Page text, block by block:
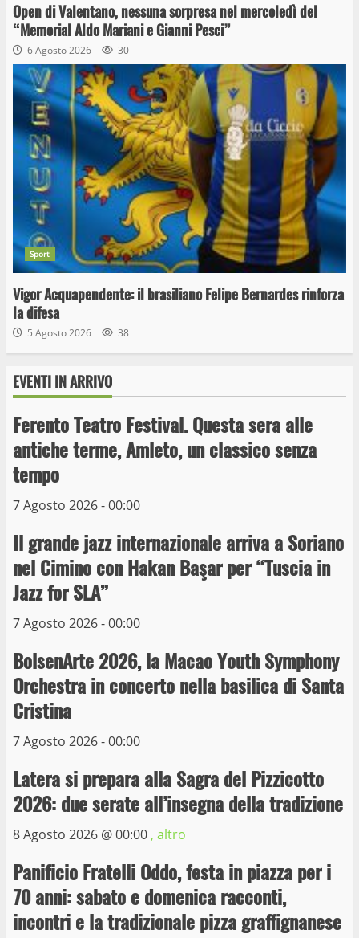
Open di Valentano, nessuna sorpresa nel mercoledì del
“Memorial Aldo Mariani e Gianni Pesci”
6 Agosto 2026 30
Sport
Vigor Acquapendente: il brasiliano Felipe Bernardes rinforza
la difesa
5 Agosto 2026 38
EVENTI IN ARRIVO
Ferento Teatro Festival. Questa sera alle
antiche terme, Amleto, un classico senza
tempo
7 Agosto 2026 - 00:00
Il grande jazz internazionale arriva a Soriano
nel Cimino con Hakan Başar per “Tuscia in
Jazz for SLA”
7 Agosto 2026 - 00:00
BolsenArte 2026, la Macao Youth Symphony
Orchestra in concerto nella basilica di Santa
Cristina
7 Agosto 2026 - 00:00
Latera si prepara alla Sagra del Pizzicotto
2026: due serate all’insegna della tradizione
8 Agosto 2026 @00:00 , altro
Panificio Fratelli Oddo, festa in piazza per i
70 anni: sabato e domenica racconti,
incontri e la tradizionale pizza graffignanese
9 Maggio 2023
4
La Polizia di Stato arresta il ladro seriale
10 Maggio 2023
Prorogata la mostra dei bozzetti di
Michelangelo Buonarroti ospitata al
6
Trasporto pubblico locale, trasferimento
capolinea al terminal Riello dal 15 al 17
giugno
15 Giugno 2023
Giochi Sportivi Studenteschi di Atletica a
Viterbo
10 Maggio 2023